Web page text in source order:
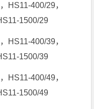
HS11-400/29，
1500/29
HS11-400/39，
1500/39
HS11-400/49，
1500/49